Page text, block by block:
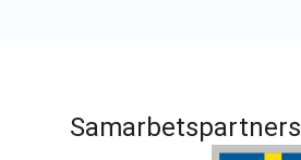
Samarbetspartners